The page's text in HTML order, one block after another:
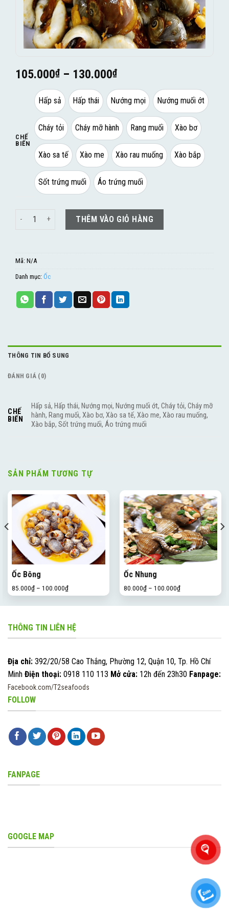
105.000₫– 130.000₫
CHẾ
BIẾN
Hấp sả Hấp thái Nướng mọi Nướng muối ớt
Cháy tỏi Cháy mỡ hành Rang muối Xào bơ
Xào sa tế Xào me Xào rau muống Xào bắp
Sốt trứng muối Áo trứng muối
Ốc Mỡ số lượng THÊM VÀO GIỎ HÀNG
Mã: N/A
Danh mục: Ốc
THÔNG TIN BỔ SUNG
ĐÁNH GIÁ (0)
CHẾ
BIẾN
Hấp sả, Hấp thái, Nướng mọi, Nướng muối ớt, Cháy tỏi, Cháy mỡ
hành, Rang muối, Xào bơ, Xào sa tế, Xào me, Xào rau muống,
Xào bắp, Sốt trứng muối, Áo trứng muối
SẢN PHẨM TƯƠNG TỰ
Ốc Bông
85.000₫– 100.000₫
Ốc Nhung
80.000₫– 100.000₫
THÔNG TIN LIÊN HỆ
Địa chỉ: 392/20/58 Cao Thắng, Phường 12, Quận 10, Tp. Hồ Chí
Minh Điện thoại: 0918 110 113 Mở cửa: 12h đến 23h30 Fanpage:
Facebook.com/T2seafoods
FOLLOW
FANPAGE
GOOGLE MAP